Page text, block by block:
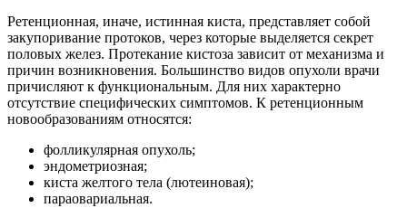
Ретенционная, иначе, истинная киста, представляет собой
закупоривание протоков, через которые выделяется секрет
половых желез. Протекание кистоза зависит от механизма и
причин возникновения. Большинство видов опухоли врачи
причисляют к функциональным. Для них характерно
отсутствие специфических симптомов. К ретенционным
новообразованиям относятся:
фолликулярная опухоль;
эндометриозная;
киста желтого тела (лютеиновая);
параовариальная.